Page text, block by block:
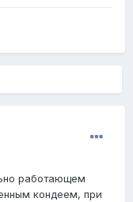
работающем
кондеем, при